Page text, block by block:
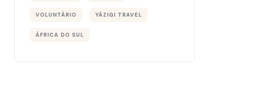
VOLUNTÁRIO YÁZIGI TRAVEL
ÁFRICA DO SUL